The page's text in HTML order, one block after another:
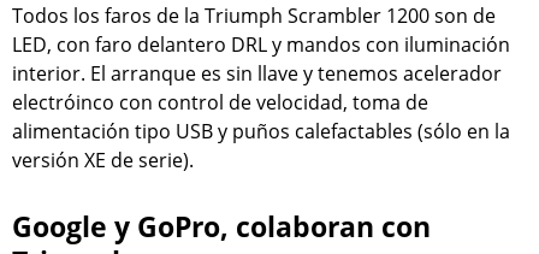
Todos los faros de la Triumph Scrambler 1200 son de
LED, con faro delantero DRL y mandos con iluminación
interior. El arranque es sin llave y tenemos acelerador
electróinco con control de velocidad, toma de
alimentación tipo USB y puños calefactables (sólo en la
versión XE de serie).
Google y GoPro, colaboran con